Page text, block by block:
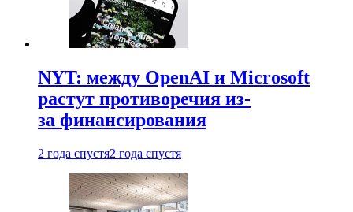
NYT: между OpenAI и Microsoft
растут противоречия из-
за финансирования
2 года спустя2 года спустя